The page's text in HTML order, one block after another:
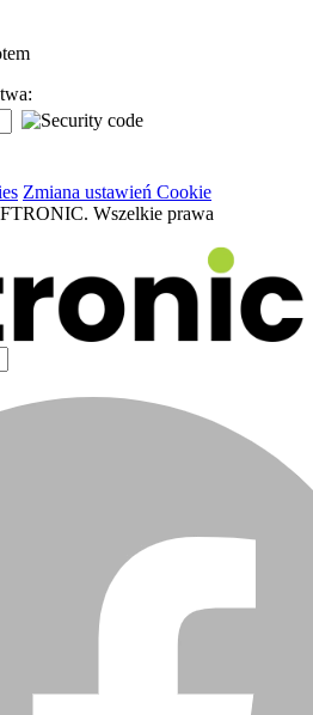
Zmiana ustawień Cookie
Wszelkie prawa